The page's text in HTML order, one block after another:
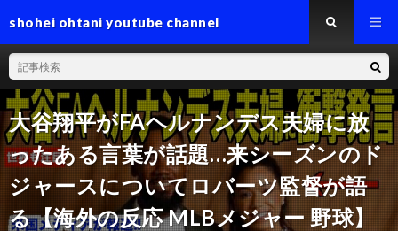
shohei ohtani youtube channel
大谷翔平がFAヘルナンデス夫婦に放
ったある言葉が話題…来シーズンのド
ジャースについてロバーツ監督が語
る【海外の反応 MLBメジャー 野球】